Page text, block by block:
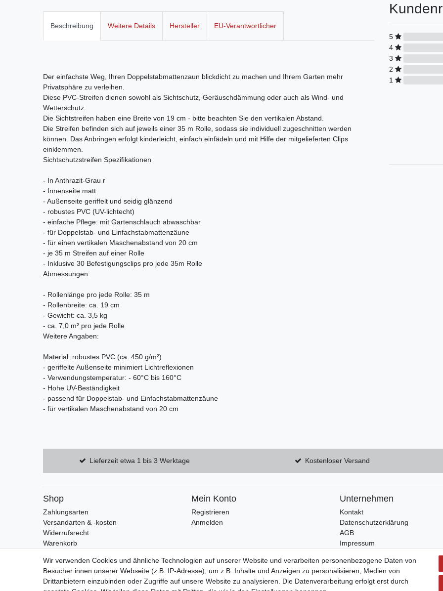
Beschreibung Weitere Details Hersteller EU-Verantwortlicher
Der einfachste Weg, Ihren Doppelstabmattenzaun blickdicht zu machen und Ihrem Garten mehr
Privatsphäre zu verleihen.
Diese PVC-Streifen dienen sowohl als Sichtschutz, Geräuschdämmung oder auch als Wind- und
Wetterschutz.
Die Sichtstreifen haben eine Breite von 19 cm - bitte beachten Sie den vertikalen Abstand.
Die Streifen befinden sich auf jeweils einer 35 m Rolle, sodass sie individuell zugeschnitten werden
können. Das Anbringen erfolgt kinderleicht, einfach einfädeln und mit Hilfe der mitgelieferten Clips
einklemmen.
Sichtschutzstreifen Spezifikationen
- In Anthrazit-Grau r
- Innenseite matt
- Außenseite geriffelt und seidig glänzend
- robustes PVC (UV-lichtecht)
- einfache Pflege: mit Gartenschlauch abwaschbar
- für Doppelstab- und Einfachstabmattenzäune
- für einen vertikalen Maschenabstand von 20 cm
- je 35 m Streifen auf einer Rolle
- Inklusive 30 Befestigungsclips pro jede 35m Rolle
Abmessungen:
- Rollenlänge pro jede Rolle: 35 m
- Rollenbreite: ca. 19 cm
- Gewicht: ca. 3,5 kg
- ca. 7,0 m² pro jede Rolle
Weitere Angaben:
Material: robustes PVC (ca. 450 g/m²)
- geriffelte Außenseite minimiert Lichtreflexionen
- Verwendungstemperatur: - 60°C bis 160°C
- Hohe UV-Beständigkeit
- passend für Doppelstab- und Einfachstabmattenzäune
- für vertikalen Maschenabstand von 20 cm
5
4
3
2
1
Lieferzeit etwa 1 bis 3 Werktage Kostenloser Versand
Shop
Zahlungsarten
Versandarten & -kosten
Widerrufsrecht
Warenkorb
Mein Konto
Registrieren
Anmelden
Unternehmen
Kontakt
Datenschutzerklärung
AGB
Impressum
Wir verwenden Cookies und ähnliche Technologien auf unserer Website und verarbeiten personenbezogene Daten von
Besucher:innen unserer Webseite (z.B. IP-Adresse), um z.B. Inhalte und Anzeigen zu personalisieren, Medien von
Drittanbietern einzubinden oder Zugriffe auf unsere Website zu analysieren. Die Datenverarbeitung erfolgt erst durch